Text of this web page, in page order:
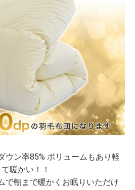
ウン率85% ボリュームもあり軽
て暖かい！！
で朝まで暖かくお眠りいただけ